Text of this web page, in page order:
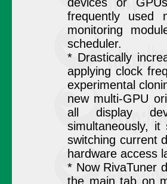
frequently used
monitoring
scheduler.
* Drastically
applying clock
experimental
new multi-GPU
all display
simultaneously,
switching current
hardware access
* Now RivaTuner
the main tab on